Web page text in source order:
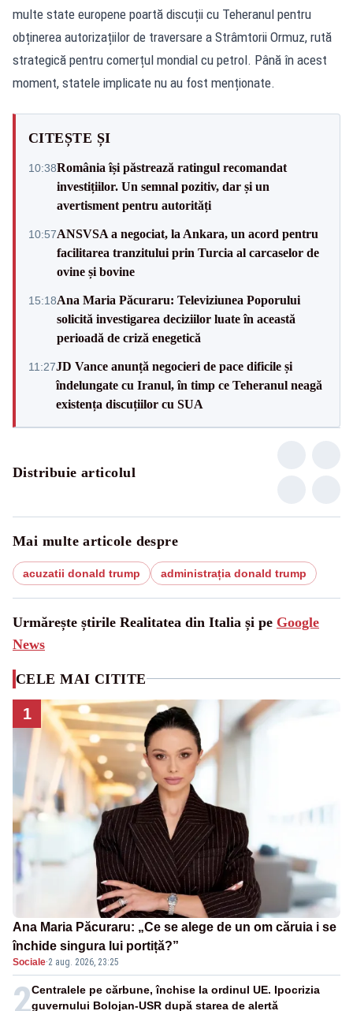
multe state europene poartă discuții cu Teheranul pentru
obținerea autorizațiilor de traversare a Strâmtorii Ormuz, rută
strategică pentru comerțul mondial cu petrol. Până în acest
moment, statele implicate nu au fost menționate.
CITEȘTE ȘI
10:38România își păstrează ratingul recomandat
investițiilor. Un semnal pozitiv, dar și un
avertisment pentru autorități
10:57ANSVSA a negociat, la Ankara, un acord pentru
facilitarea tranzitului prin Turcia al carcaselor de
ovine și bovine
15:18Ana Maria Păcuraru: Televiziunea Poporului
solicită investigarea deciziilor luate în această
perioadă de criză enegetică
11:27JD Vance anunță negocieri de pace dificile și
îndelungate cu Iranul, în timp ce Teheranul neagă
existența discuțiilor cu SUA
Distribuie articolul
Mai multe articole despre
acuzatii donald trump administrația donald trump
Urmărește știrile Realitatea din Italia și pe Google
News
CELE MAI CITITE
1
Ana Maria Păcuraru: „Ce se alege de un om căruia i se
închide singura lui portiță?”
Sociale·2 aug. 2026, 23:25
2Centralele pe cărbune, închise la ordinul UE. Ipocrizia
guvernului Bolojan-USR după starea de alertă